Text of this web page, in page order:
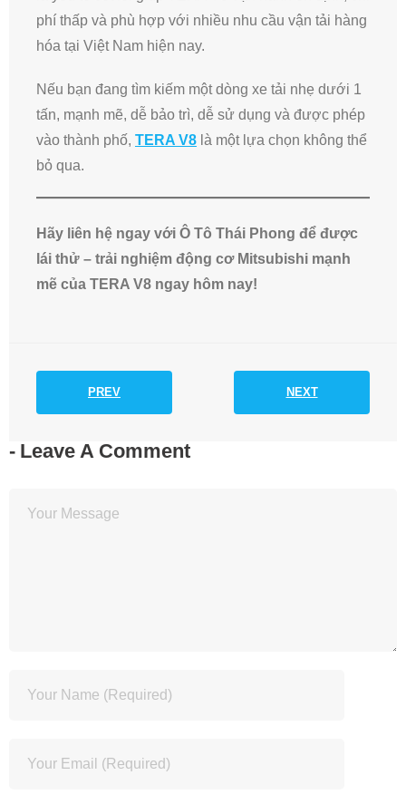
phí thấp và phù hợp với nhiều nhu cầu vận tải hàng
hóa tại Việt Nam hiện nay.
Nếu bạn đang tìm kiếm một dòng xe tải nhẹ dưới 1
tấn, mạnh mẽ, dễ bảo trì, dễ sử dụng và được phép
vào thành phố, TERA V8 là một lựa chọn không thể
bỏ qua.
Hãy liên hệ ngay với Ô Tô Thái Phong để được
lái thử – trải nghiệm động cơ Mitsubishi mạnh
mẽ của TERA V8 ngay hôm nay!
PREV NEXT
Leave A Comment